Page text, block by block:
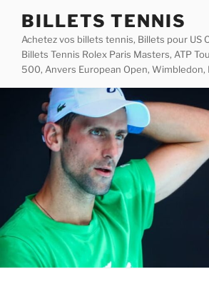
content
BILLETS TENNIS
Achetez vos billets tennis, Billets pour US
Billets Tennis Rolex Paris Masters, ATP
500, Anvers European Open, Wimbledon,